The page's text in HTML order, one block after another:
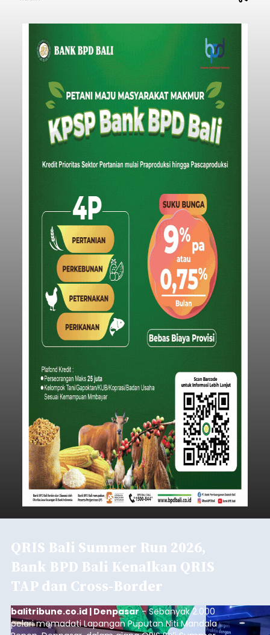
QRIS Bali Summer Run 2026,
Bank BPD Bali Kenalkan QRIS
TAP dan Cross-Border
balitribune.co.id | Denpasar- Sebanyak 2.000
pelari memadati Lapangan Puputan Niti Mandala